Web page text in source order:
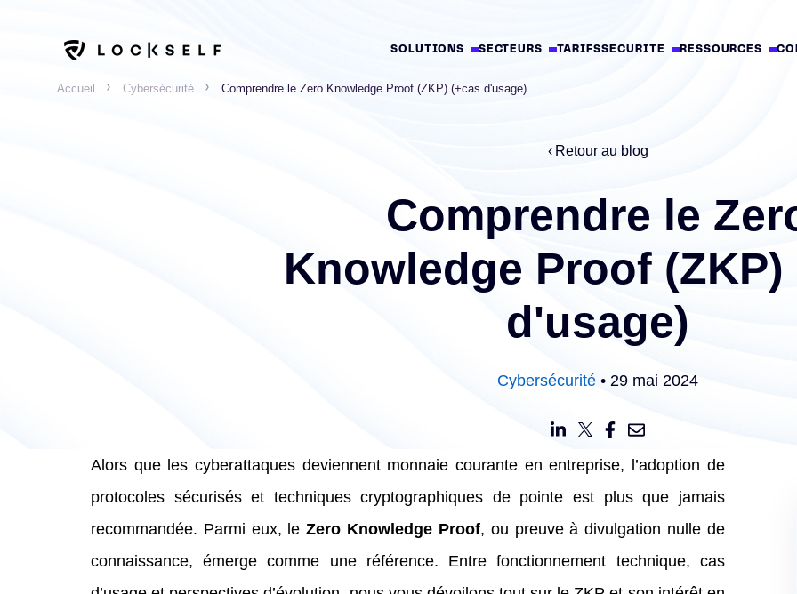
SOLUTIONS SECTEURS TARIFSSÉCURITÉ RESSOURCES
Accueil Cybersécurité Comprendre le Zero Knowledge Proof (ZKP) (+cas d'usage)
Retour au blog
Comprendre le
Knowledge Proof (ZKP)
d'usage)
Cybersécurité • 29 mai 2024
Alors que les cyberattaques deviennent monnaie courante en entreprise, l’adoption de
protocoles sécurisés et techniques cryptographiques de pointe est plus que jamais
recommandée. Parmi eux, leZero Knowledge Proof, ou preuve à divulgation nulle de
connaissance, émerge comme une référence. Entre fonctionnement technique, cas